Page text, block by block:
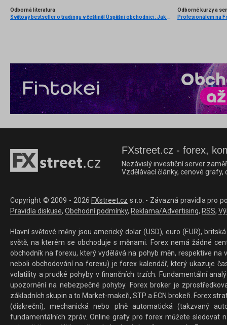
Odborná literatura
Světový bestseller o tradingu v češtině! Úspěšní obchodníci: Jak běžní lidé porážejí Wall Street v jeho vlastní hře
Odborné kurzy a
Profesionálem na
FXstreet.cz - forex,
Nezávislý investiční server
Vzdělávací články, cenové
Copyright © 2009 - 2026 FXstreet.cz s.r.o. - Závazná pravidla pro
Pravidla diskuse, Obchodní podmínky, Reklama/Advertising, RSS,
Hlavní světové měny jsou americký dolar (USD), euro (EUR),
světě, na kterém se obchoduje s měnami. Forex nemá žádné
obchodník na forexu, který vydělává na pohyb měn, respektive
neboli obchodování na forexu) je forex kalendář, který ukazuje
volatility a prudké pohyby v finančních trzích. Fundamentální
upozornění na nebezpečné pohyby. Forex broker je
základních skupin a to Market-makeři, STP a ECN brokeři. Forex
(diskreční), mechanická nebo plně automatická (takzvaný
fundamentálních zpráv. Online grafy pro forex můžete sledovat